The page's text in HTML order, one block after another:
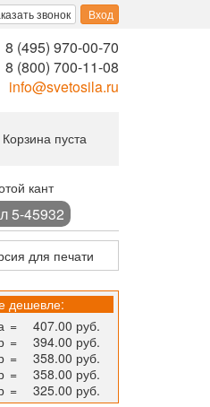
звонок Вход
8 (495) 970-00-70
8 (800) 700-11-08
info@svetosila.ru
Корзина пуста
кант
5-45932
для печати
дешевле:
=
407.00 руб.
=
394.00 руб.
=
358.00 руб.
=
358.00 руб.
= 325.00 руб.